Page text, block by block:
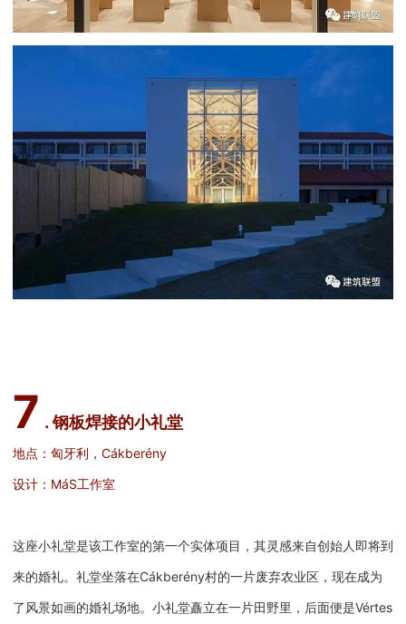
7 . 钢板焊接的小礼堂
地点：匈牙利，Cákberény
设计：MáS工作室
这座小礼堂是该工作室的第一个实体项目，其灵感来自创始人即将到
来的婚礼。礼堂坐落在Cákberény村的一片废弃农业区，现在成为
了风景如画的婚礼场地。小礼堂矗立在一片田野里，后面便是Vértes